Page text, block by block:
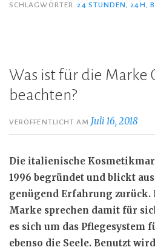
SCHLAGWÖRTER 24 STUNDEN,24H,
Was ist für die Marke
beachten?
VERÖFFENTLICHT AM Juli 16, 2018
Die italienische
1996 begründet und blickt
genügend Erfahrung zurück.
Marke sprechen damit für
es sich um das Pflegesystem
ebenso die Seele. Benutzt